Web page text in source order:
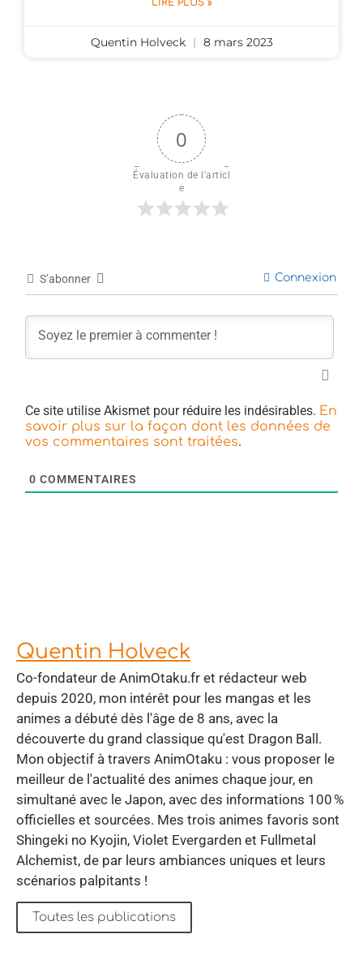
Quentin Holveck 8 mars 2023
0
Évaluation de l'articl
e
S’abonner Connexion
Ce site utilise Akismet pour réduire les indésirables. En
savoir plus sur la façon dont les données de
vos commentaires sont traitées.
0 COMMENTAIRES
Quentin Holveck
Co-fondateur de AnimOtaku.fr et rédacteur web
depuis 2020, mon intérêt pour les mangas et les
animes a débuté dès l'âge de 8 ans, avec la
découverte du grand classique qu'est Dragon Ball.
Mon objectif à travers AnimOtaku : vous proposer le
meilleur de l'actualité des animes chaque jour, en
simultané avec le Japon, avec des informations 100 %
officielles et sourcées. Mes trois animes favoris sont
Shingeki no Kyojin, Violet Evergarden et Fullmetal
Alchemist, de par leurs ambiances uniques et leurs
scénarios palpitants !
Toutes les publications